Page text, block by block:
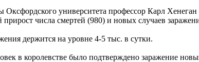
университета профессор Карл
числа смертей (980) и новых случаев
держится на уровне 4-5 тыс. в сутки.
в королевстве было подтверждено заражение